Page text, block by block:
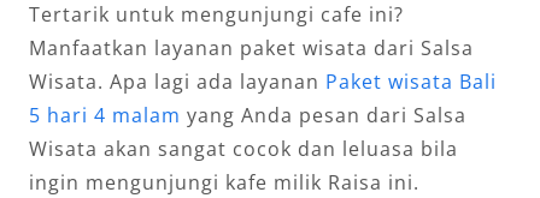
Tertarik untuk mengunjungi cafe ini?
Manfaatkan layanan paket wisata dari Salsa
Wisata. Apa lagi ada layanan Paket wisata Bali
5 hari 4 malam yang Anda pesan dari Salsa
Wisata akan sangat cocok dan leluasa bila
ingin mengunjungi kafe milik Raisa ini.